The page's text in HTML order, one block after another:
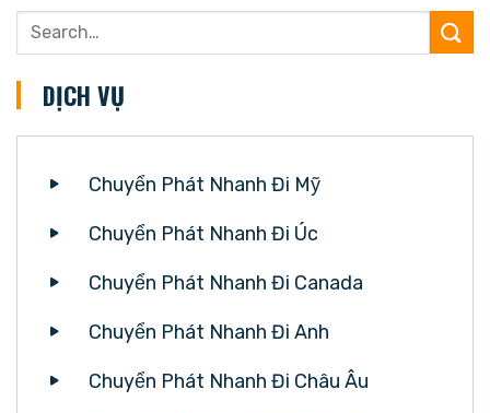
DỊCH VỤ
Chuyển Phát Nhanh Đi Mỹ
Chuyển Phát Nhanh Đi Úc
Chuyển Phát Nhanh Đi Canada
Chuyển Phát Nhanh Đi Anh
Chuyển Phát Nhanh Đi Châu Âu